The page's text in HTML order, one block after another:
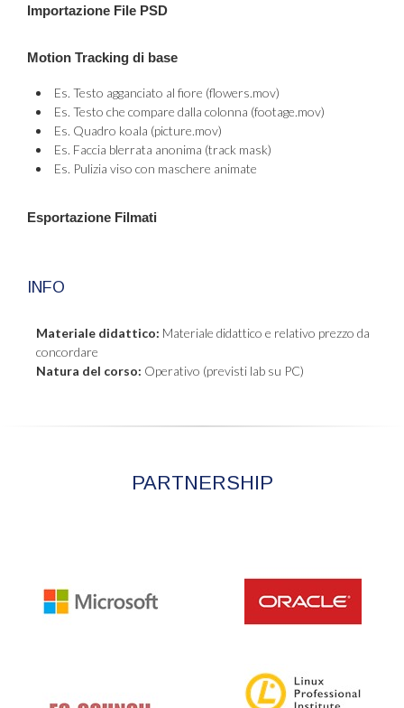
Importazione File PSD
Motion Tracking di base
Es. Testo agganciato al fiore (flowers.mov)
Es. Testo che compare dalla colonna (footage.mov)
Es. Quadro koala (picture.mov)
Es. Faccia blerrata anonima (track mask)
Es. Pulizia viso con maschere animate
Esportazione Filmati
INFO
Materiale didattico: Materiale didattico e relativo prezzo da
concordare
Natura del corso: Operativo (previsti lab su PC)
PARTNERSHIP